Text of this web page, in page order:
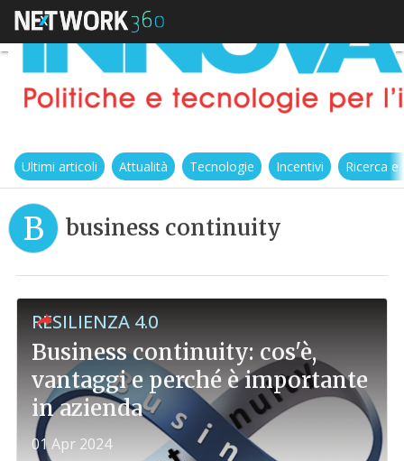
Ultimi articoli Attualità Tecnologie Incentivi Ricerca
B business continuity
RESILIENZA 4.0
Business continuity: cos'è,
vantaggi e perché è importante
in azienda
01 Apr 2024